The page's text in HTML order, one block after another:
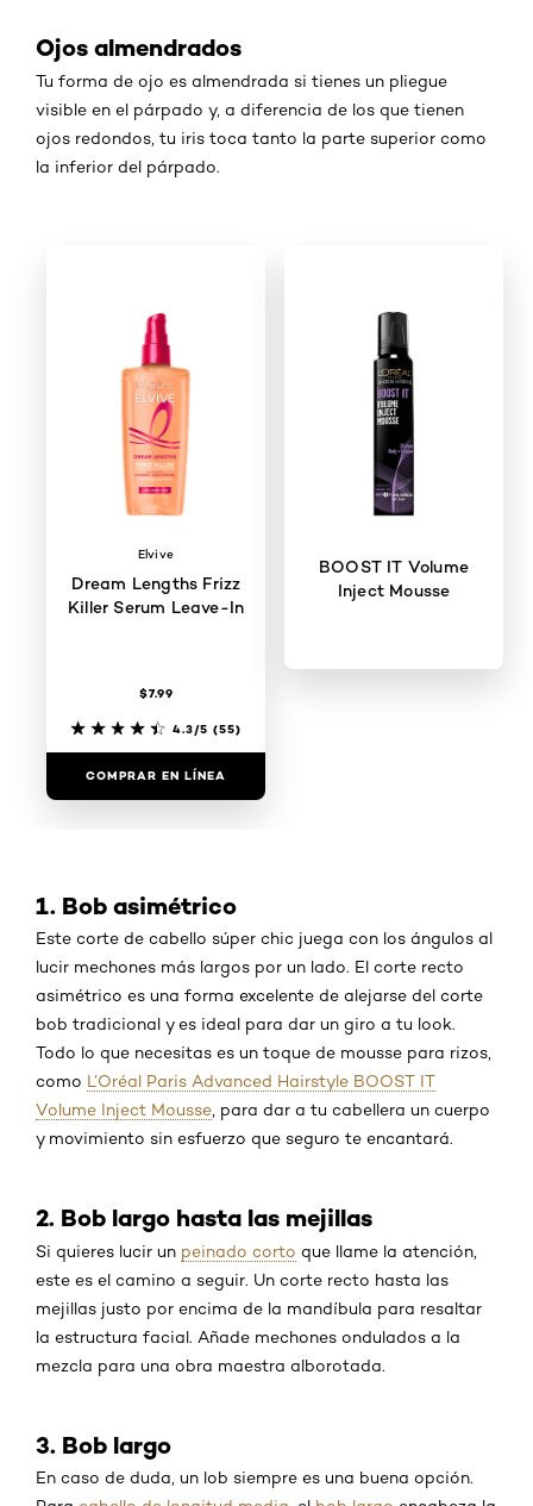
Ojos almendrados
Tu forma de ojo es almendrada si tienes un pliegue
visible en el párpado y, a diferencia de los que tienen
ojos redondos, tu iris toca tanto la parte superior como
la inferior del párpado.
Elvive
Dream Lengths Frizz
Killer Serum Leave-In
$7.99
4.3/5 (55)
COMPRAR EN LÍNEA
BOOST IT Volume
Inject Mousse
1. Bob asimétrico
Este corte de cabello súper chic juega con los ángulos al
lucir mechones más largos por un lado. El corte recto
asimétrico es una forma excelente de alejarse del corte
bob tradicional y es ideal para dar un giro a tu look.
Todo lo que necesitas es un toque de mousse para rizos,
como L’Oréal Paris Advanced Hairstyle BOOST IT
Volume Inject Mousse , para dar a tu cabellera un cuerpo
y movimiento sin esfuerzo que seguro te encantará.
2. Bob largo hasta las mejillas
Si quieres lucir un peinado corto que llame la atención,
este es el camino a seguir. Un corte recto hasta las
mejillas justo por encima de la mandíbula para resaltar
la estructura facial. Añade mechones ondulados a la
mezcla para una obra maestra alborotada.
3. Bob largo
En caso de duda, un lob siempre es una buena opción.